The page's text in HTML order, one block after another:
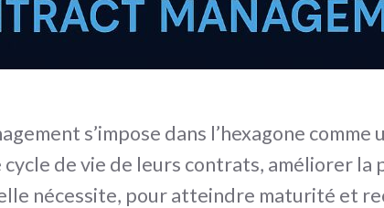
s’impose dans l’hexagone
de vie de leurs contrats, améliorer
nécessite, pour atteindre maturité et